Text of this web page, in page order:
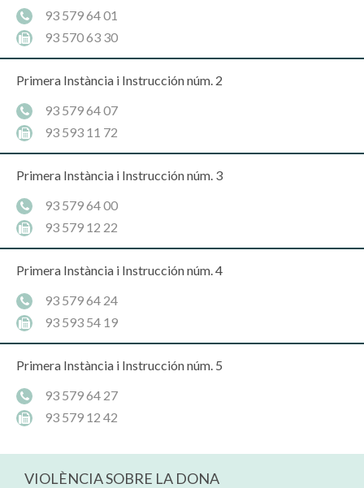
93 579 64 01
93 570 63 30
Primera Instància i Instrucción núm. 2
93 579 64 07
93 593 11 72
Primera Instància i Instrucción núm. 3
93 579 64 00
93 579 12 22
Primera Instància i Instrucción núm. 4
93 579 64 24
93 593 54 19
Primera Instància i Instrucción núm. 5
93 579 64 27
93 579 12 42
VIOLÈNCIA SOBRE LA DONA